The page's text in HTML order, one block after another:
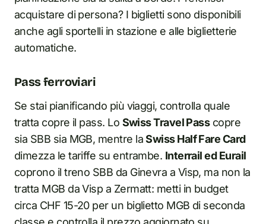
acquistare di persona? I biglietti sono disponibili
anche agli sportelli in stazione e alle biglietterie
automatiche.
Pass ferroviari
Se stai pianificando più viaggi, controlla quale
tratta copre il pass. Lo Swiss Travel Passcopre
sia SBB sia MGB, mentre laSwiss Half Fare Card
dimezza le tariffe su entrambe. Interrail ed Eurail
coprono il treno SBB da Ginevra a Visp, ma non la
tratta MGB da Visp a Zermatt: metti in budget
circa CHF 15-20 per un biglietto MGB di seconda